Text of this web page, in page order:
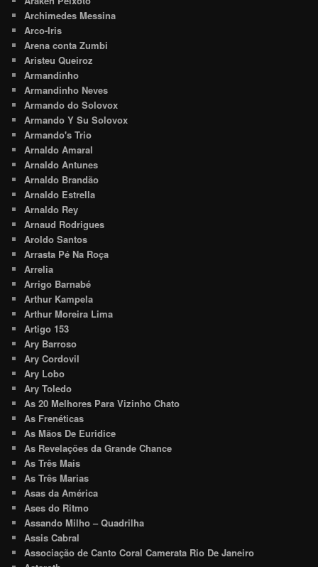
Archimedes Messina
Arco-Iris
Arena conta Zumbi
Aristeu Queiroz
Armandinho
Armandinho Neves
Armando do Solovox
Armando Y Su Solovox
Armando's Trio
Arnaldo Amaral
Arnaldo Antunes
Arnaldo Brandão
Arnaldo Estrella
Arnaldo Rey
Arnaud Rodrigues
Aroldo Santos
Arrasta Pé Na Roça
Arrelia
Arrigo Barnabé
Arthur Kampela
Arthur Moreira Lima
Artigo 153
Ary Barroso
Ary Cordovil
Ary Lobo
Ary Toledo
As 20 Melhores Para Vizinho Chato
As Frenéticas
As Mãos De Euridice
As Revelações da Grande Chance
As Três Mais
As Três Marias
Asas da América
Ases do Ritmo
Assando Milho – Quadrilha
Assis Cabral
Associação de Canto Coral Camerata Rio De Janeiro